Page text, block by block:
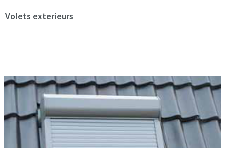
Volets exterieurs